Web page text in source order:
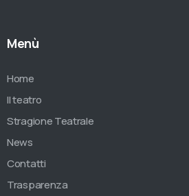
Menù
Home
Il teatro
Stragione Teatrale
News
Contatti
Trasparenza